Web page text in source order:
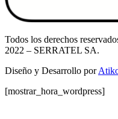
Todos los derechos
2022 – SERRATEL SA.
Diseño y Desarrollo por
[mostrar_hora_wordpress]